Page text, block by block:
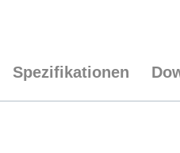
Spezifikationen